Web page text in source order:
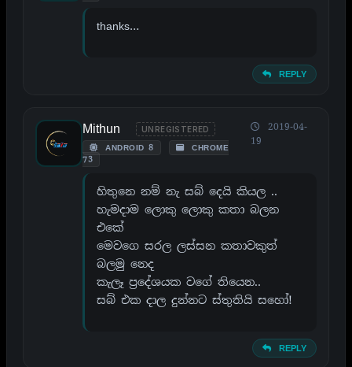
thanks…
REPLY
Mithun UNREGISTERED
ANDROID 8
CHROME
73
2019-04-
19
හිතුනෙ නම් නැ සබ් දෙයි කියල ..
හැමදාම ලොකු ලොකු කතා බලන
එකේ
මෙවගෙ සරල ලස්සන කතාවකුත්
බලමු නෙද
කැලෑ ප්‍රදේශයක වගේ තියෙන..
සබ් එක දාල දුන්නට ස්තුතියි සහෝ!
REPLY